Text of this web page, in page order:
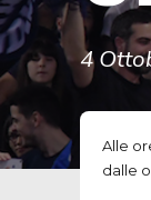
4
Alle
dalle